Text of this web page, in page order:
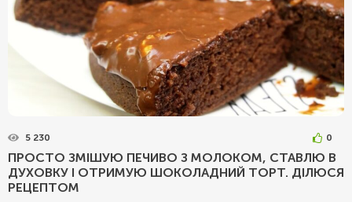
5 230 0
ПРОСТО ЗМІШУЮ ПЕЧИВО З МОЛОКОМ, СТАВЛЮ В
ДУХОВКУ І ОТРИМУЮ ШОКОЛАДНИЙ ТОРТ. ДІЛЮСЯ
РЕЦЕПТОМ